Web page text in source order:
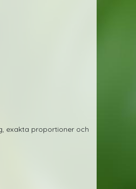
exakta proportioner och